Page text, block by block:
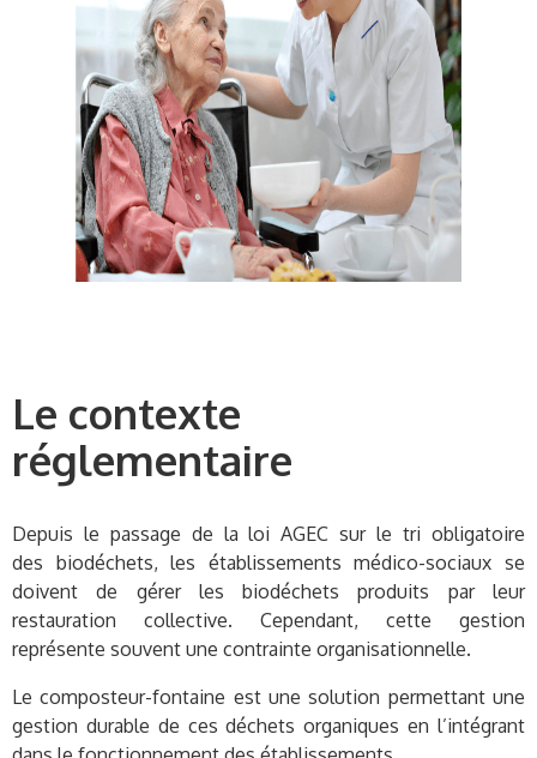
Le contexte
réglementaire
Depuis le passage de la loi AGEC sur le tri obligatoire
des biodéchets, les établissements médico-sociaux se
doivent de gérer les biodéchets produits par leur
restauration collective. Cependant, cette gestion
représente souvent une contrainte organisationnelle.
Le composteur-fontaine est une solution permettant une
gestion durable de ces déchets organiques en l’intégrant